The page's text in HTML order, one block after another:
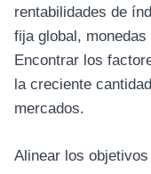
rentabilidades de
fija global,
Encontrar los
la creciente
mercados.
Alinear los